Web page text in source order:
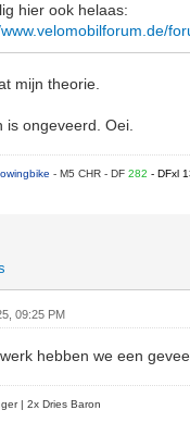
hier ook helaas:
mijn theorie.
is ongeveerd. Oei.
- M5 CHR - DF282- DFxl
09:25 PM
hebben we een
|2x Dries Baron